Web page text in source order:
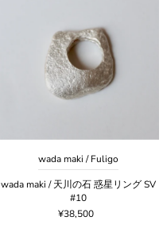
wada maki / Fuligo
wada maki / 天川の石 惑星リング SV
#10
¥38,500